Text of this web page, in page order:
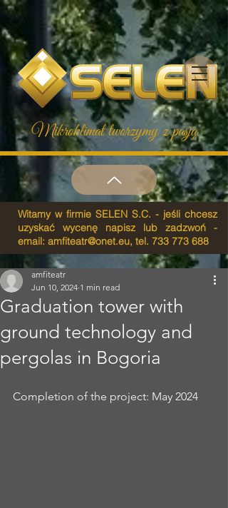
Witamy w firmie SELEN S.C. - jeśli chcesz
uzyskać wycenę napisz lub zadzwoń -
email: amfiteatr@onet.eu, tel. 733 773 688
Mikroklimat tworzymy z pasją
Graduation tower with
ground technology and
pergolas in Bogoria
amfiteatr
Jun 10, 2024 1 min read
Completion of the project: May 2024